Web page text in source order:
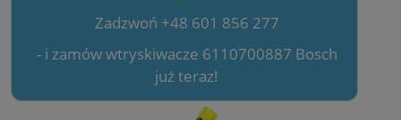
Zadzwoń +48 601 856 277
- i zamów wtryskiwacze 6110700887 Bosch
już teraz!